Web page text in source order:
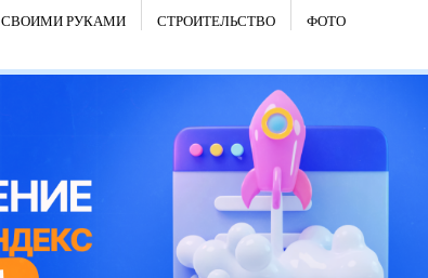
Свежие записи
Японские кухонные ножи: традиции древних самураев
Элитные кухни: стилевые особенности
Элитная посуда для кухни – гордость любой хозяйки
Шкаф-пенал для кухни по инструкции
Электропроводка на кухне: планирование и монтаж
Что представляет собой столовая группа для кухни
Школа ремонта кухни
Черно-белая кухня – дань моде или универсальный вариант дизайна
Электрические вытяжки для кухни:особенности применения
Фасады для кухни своими руками — ваша фантазия, плюс навыки
сотворят чудеса
Шьем шторы на кухню сами: пошаговая инструкция
Чем отмыть жир на кухне – советы опытных хозяек
СВОИМИ РУКАМИ СТРОИТЕЛЬСТВО ФОТО